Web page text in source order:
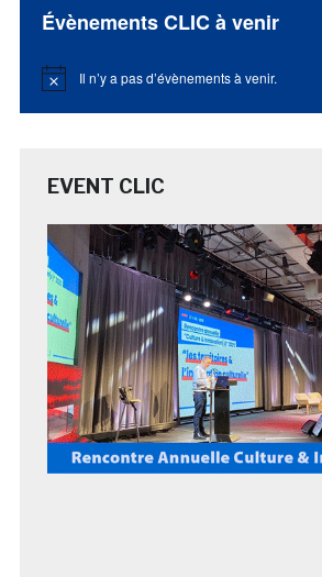
Évènements CLIC à venir
Notice Il n’y a pas d’évènements à venir.
EVENT CLIC